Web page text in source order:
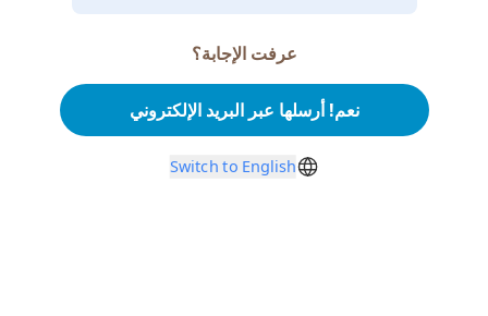
عرفت الإجابة؟
نعم! أرسلها عبر البريد الإلكتروني
Switch to English